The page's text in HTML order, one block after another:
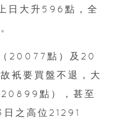
日大升596點，全
20077點）及20
衹要買盤不退，大
點），甚至
之高位21291